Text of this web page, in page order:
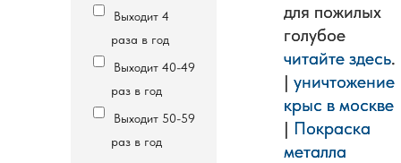
для пожилых
голубое
читайте здесь.
| уничтожение
крыс в москве
| Покраска
металла
для пожилых
голубое
читайте здесь.
| уничтожение
крыс в москве
| Покраска
металла
Выходит 4
раза в год
Выходит 40-49
раз в год
Выходит 50-59
раз в год